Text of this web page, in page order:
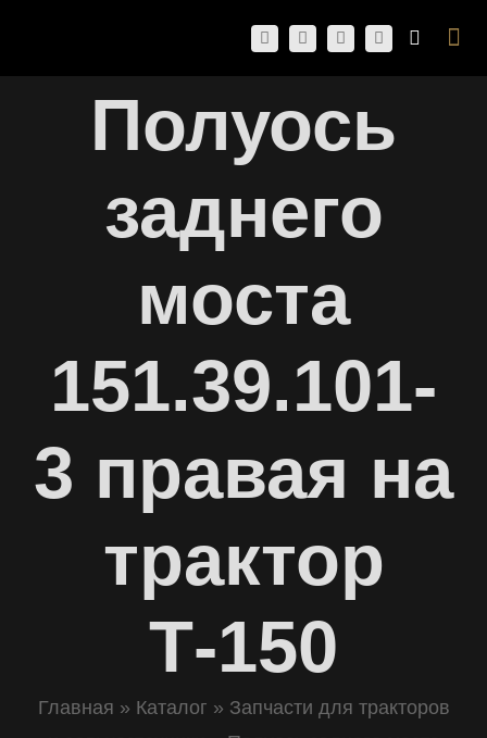
Полуось
заднего
моста
151.39.101-
3 правая на
трактор
Т-150
Главная » Каталог » Запчасти для тракторов